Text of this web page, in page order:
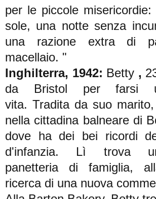
per le piccole
sole, una notte senza
una razione extra di
macellaio. "
Inghilterra, 1942: Betty ,
da Bristol per farsi
vita. Tradita da suo
nella cittadina balneare di
dove ha dei bei ricordi
d'infanzia. Lì trova
panetteria di famiglia,
ricerca di una nuova